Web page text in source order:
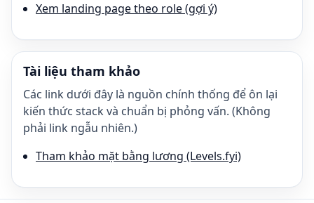
Xem landing page theo role (gợi ý)
Tài liệu tham khảo
Các link dưới đây là nguồn chính thống để ôn lại
kiến thức stack và chuẩn bị phỏng vấn. (Không
phải link ngẫu nhiên.)
Tham khảo mặt bằng lương (Levels.fyi)